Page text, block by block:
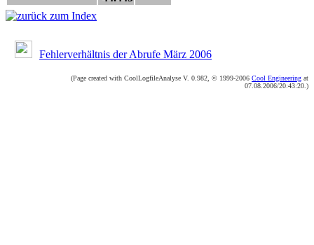
Fehlerverhältnis der Abrufe März 2006
(Page created with CoolLogfileAnalyse V. 0.982, © 1999-2006 Cool Engineering at
07.08.2006/20:43:20.)